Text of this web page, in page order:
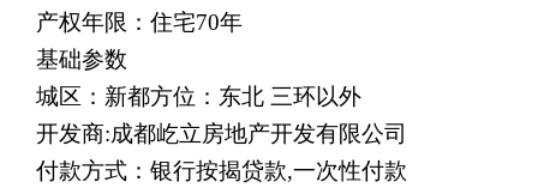
产权年限：住宅70年
基础参数
城区：新都方位：东北 三环以外
开发商:成都屹立房地产开发有限公司
付款方式：银行按揭贷款,一次性付款